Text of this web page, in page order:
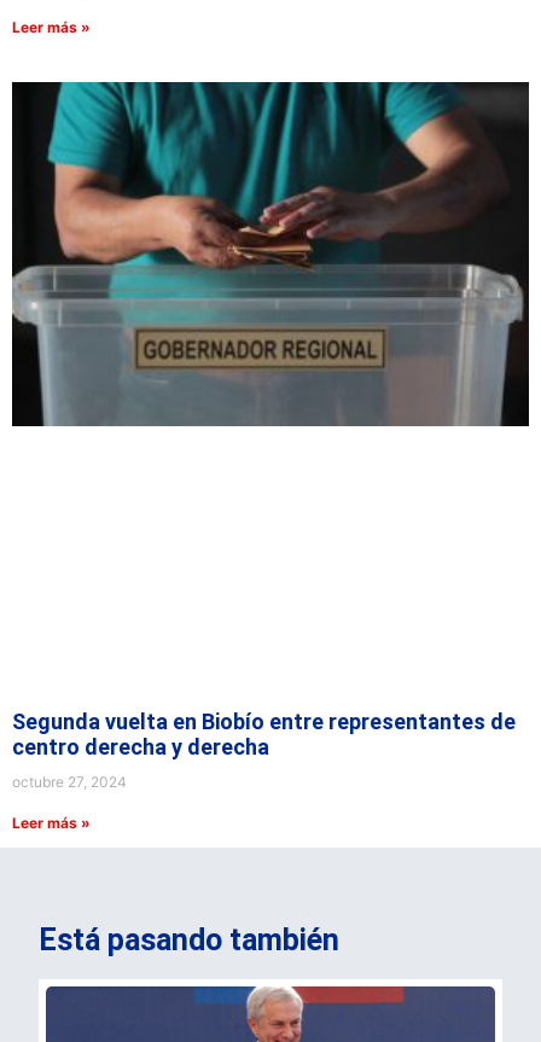
Leer más »
Segunda vuelta en Biobío entre representantes de
centro derecha y derecha
octubre 27, 2024
Leer más »
Está pasando también